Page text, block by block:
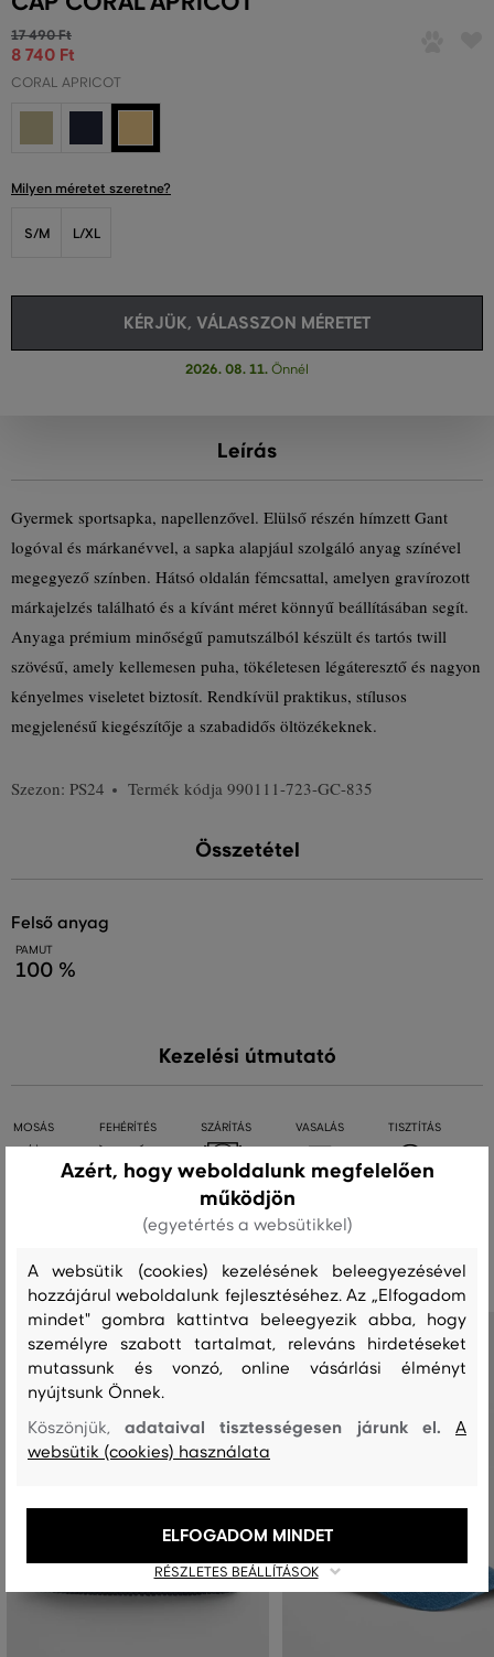
17 490 Ft
8 740 Ft
CORAL APRICOT
Milyen méretet szeretne?
S/M L/XL
KÉRJÜK, VÁLASSZON MÉRETET
2026. 08. 11. Önnél
Leírás
Gyermek sportsapka, napellenzővel. Elülső részén hímzett Gant
logóval és márkanévvel, a sapka alapjául szolgáló anyag színével
megegyező színben. Hátsó oldalán fémcsattal, amelyen gravírozott
márkajelzés található és a kívánt méret könnyű beállításában segít.
Anyaga prémium minőségű pamutszálból készült és tartós twill
szövésű, amely kellemesen puha, tökéletesen légáteresztő és nagyon
kényelmes viseletet biztosít. Rendkívül praktikus, stílusos
megjelenésű kiegészítője a szabadidős öltözékeknek.
Szezon: PS24 Termék kódja 990111-723-GC-835
Összetétel
felső anyag
PAMUT
100 %
Kezelési útmutató
MOSÁS FEHÉRÍTÉS SZÁRÍTÁS VASALÁS TISZTÍTÁS
Ajánlott termékek
Azért, hogy weboldalunk megfelelően
működjön
(egyetértés a websütikkel)
A websütik (cookies) kezelésének beleegyezésével
hozzájárul weboldalunk fejlesztéséhez. Az „Elfogadom
mindet" gombra kattintva beleegyezik abba, hogy
személyre szabott tartalmat, releváns hirdetéseket
mutassunk és vonzó, online vásárlási élményt
nyújtsunk Önnek.
Köszönjük,adataival tisztességesen járunk el.A
websütik (cookies) használata
RÉSZLETES BEÁLLÍTÁSOK
ELFOGADOM MINDET